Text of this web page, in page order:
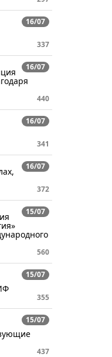
16/07
337
16/07
440
16/07
341
16/07
372
15/07
560
15/07
355
15/07
437